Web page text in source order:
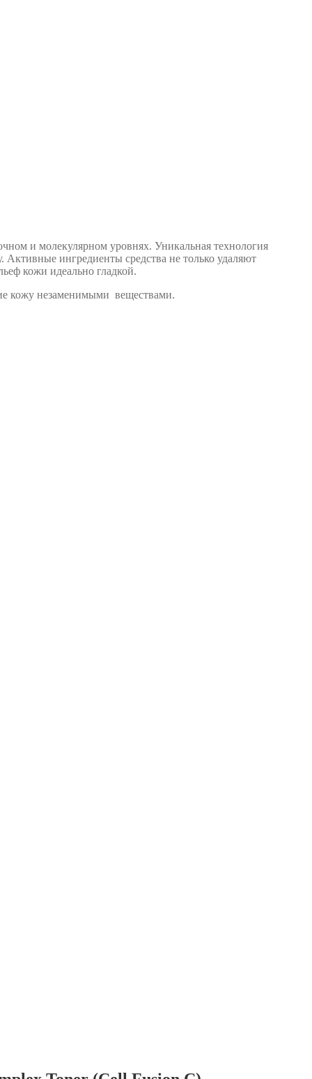
и молекулярном уровнях. Уникальная технология
ингредиенты средства не только удаляют
кожи идеально гладкой.
кожу незаменимыми веществами.